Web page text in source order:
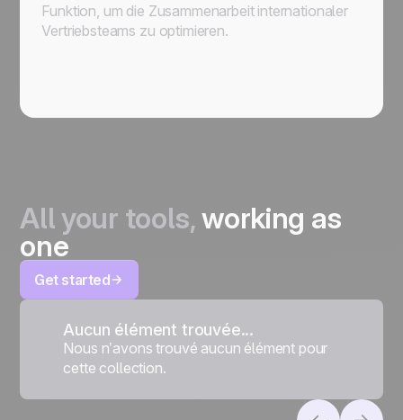
Funktion, um die Zusammenarbeit internationaler
Vertriebsteams zu optimieren.
All your tools,working as
one
Get started
Aucun élément trouvée...
Nous n’avons trouvé aucun élément pour
cette collection.